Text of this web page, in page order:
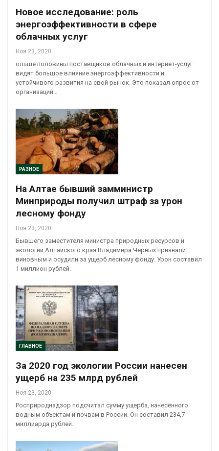
Новое исследование: роль
энергоэффективности в сфере
облачных услуг
Ноя 23, 2020
ольше половины поставщиков облачных и интернет-услуг
видят большое влияние энергоэффективности и
устойчивого развития на свой рынок. Это показал опрос от
организаций…
РАЗНОЕ
На Алтае бывший замминистр
Минприроды получил штраф за урон
лесному фонду
Ноя 23, 2020
Бывшего заместителя министра природных ресурсов и
экологии Алтайского края Владимира Черных признали
виновным и осудили за ущерб лесному фонду. Урон составил
1 миллион рублей.
ГЛАВНОЕ
За 2020 год экологии России нанесен
ущерб на 235 млрд рублей
Ноя 23, 2020
Росприроднадзор подсчитал сумму ущерба, нанесённого
водным объектам и почвам в России. Он составил 234,7
миллиарда рублей.